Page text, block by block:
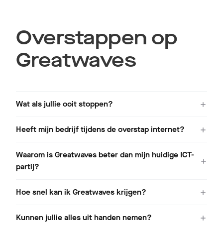
Overstappen op
Greatwaves
Wat als jullie ooit stoppen?
Heeft mijn bedrijf tijdens de overstap internet?
Waarom is Greatwaves beter dan mijn huidige ICT-
partij?
Hoe snel kan ik Greatwaves krijgen?
Kunnen jullie alles uit handen nemen?